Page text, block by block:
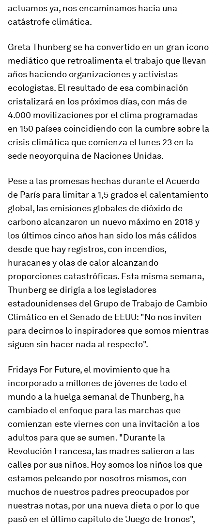
actuamos ya, nos encaminamos hacia una
catástrofe climática.
Greta Thunberg se ha convertido en un gran icono
mediático que retroalimenta el trabajo que llevan
años haciendo organizaciones y activistas
ecologistas. El resultado de esa combinación
cristalizará en los próximos días, con más de
4.000 movilizaciones por el clima programadas
en 150 países coincidiendo con la cumbre sobre la
crisis climática que comienza el lunes 23 en la
sede neoyorquina de Naciones Unidas.
Pese a las promesas hechas durante el Acuerdo
de París para limitar a 1,5 grados el calentamiento
global, las emisiones globales de dióxido de
carbono alcanzaron un nuevo máximo en 2018 y
los últimos cinco años han sido los más cálidos
desde que hay registros, con incendios,
huracanes y olas de calor alcanzando
proporciones catastróficas. Esta misma semana,
Thunberg se dirigía a los legisladores
estadounidenses del Grupo de Trabajo de Cambio
Climático en el Senado de EEUU: "No nos inviten
para decirnos lo inspiradores que somos mientras
siguen sin hacer nada al respecto".
Fridays For Future, el movimiento que ha
incorporado a millones de jóvenes de todo el
mundo a la huelga semanal de Thunberg, ha
cambiado el enfoque para las marchas que
comienzan este viernes con una invitación a los
adultos para que se sumen. "Durante la
Revolución Francesa, las madres salieron a las
calles por sus niños. Hoy somos los niños los que
estamos peleando por nosotros mismos, con
muchos de nuestros padres preocupados por
nuestras notas, por una nueva dieta o por lo que
pasó en el último capítulo de 'Juego de tronos",